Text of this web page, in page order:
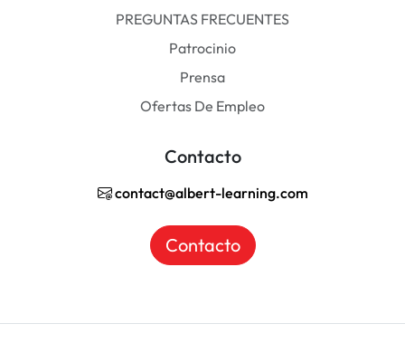
PREGUNTAS FRECUENTES
Patrocinio
Prensa
Ofertas De Empleo
Contacto
contact@albert-learning.com
Contacto